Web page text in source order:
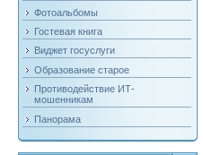
Фотоальбомы
Гостевая книга
Виджет госуслуги
Образование старое
Противодействие ИТ-
мошенникам
Панорама